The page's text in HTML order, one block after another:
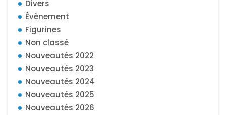
Divers
Évènement
Figurines
Non classé
Nouveautés 2022
Nouveautés 2023
Nouveautés 2024
Nouveautés 2025
Nouveautés 2026